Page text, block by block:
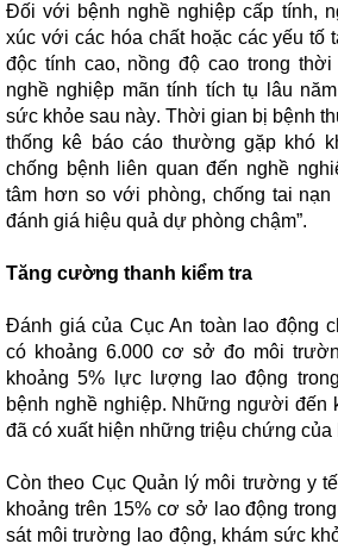
Đối với bệnh nghề nghiệp cấp tính,
xúc với các hóa chất hoặc các yếu tố
độc tính cao, nồng độ cao trong
nghề nghiệp mãn tính tích tụ lâu
sức khỏe sau này. Thời gian bị bệnh
thống kê báo cáo thường gặp khó
chống bệnh liên quan đến nghề
tâm hơn so với phòng, chống tai
đánh giá hiệu quả dự phòng chậm”.
Tăng cường thanh kiểm tra
Đánh giá của Cục An toàn lao động
có khoảng 6.000 cơ sở đo môi
khoảng 5% lực lượng lao động
bệnh nghề nghiệp. Những người đến
đã có xuất hiện những triệu chứng của
Còn theo Cục Quản lý môi trường y
khoảng trên 15% cơ sở lao động
sát môi trường lao động, khám sức